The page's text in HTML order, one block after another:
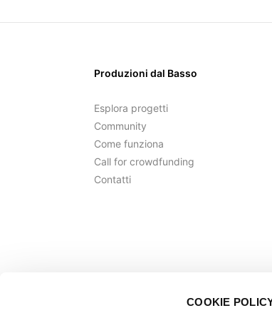
COOKIE
Produzioni dal Basso
Esplora progetti
Community
Come funziona
Call for crowdfunding
Contatti